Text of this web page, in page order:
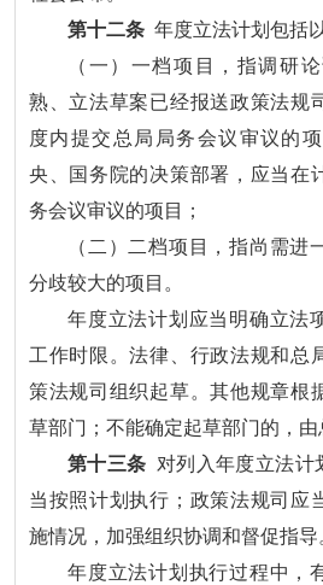
第十二条 年度立法计划包括
（一）一档项目，指调研
熟、立法草案已经报送政策法规
度内提交总局局务会议审议的
央、国务院的决策部署，应当在
务会议审议的项目；
（二）二档项目，指尚需进
分歧较大的项目。
年度立法计划应当明确立法
工作时限。法律、行政法规和总
策法规司组织起草。其他规章根
草部门；不能确定起草部门的，由
第十三条 对列入年度立法计
当按照计划执行；政策法规司应
施情况，加强组织协调和督促指导
年度立法计划执行过程中，